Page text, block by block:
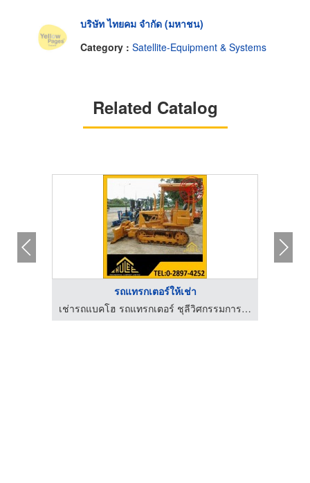
บริษัท ไทยคม จำกัด (มหาชน)
Category : Satellite-Equipment & Systems
Related Catalog
รถแทรกเตอร์ให้เช่า
เช่ารถแบคโฮ รถแทรกเตอร์ ชุลีวิศกรรมการโยธา